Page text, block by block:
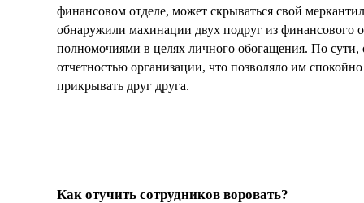
финансовом отделе, может скрываться свой
обнаружили махинации двух подруг из финансового
полномочиями в целях личного обогащения. По
отчетностью организации, что позволяло им
прикрывать друг друга.
Как отучить сотрудников воровать?